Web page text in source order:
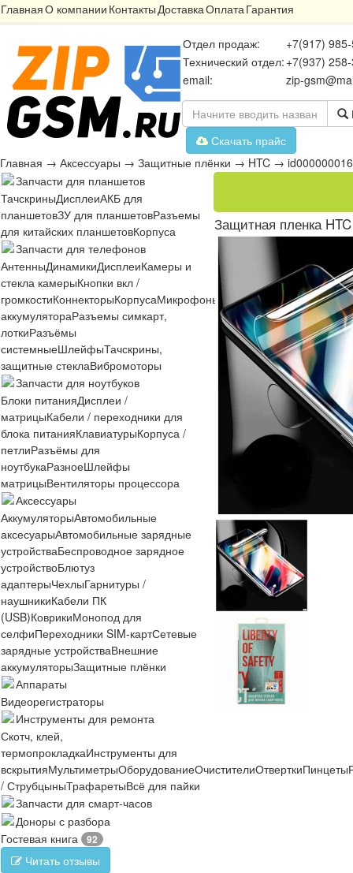
ГлавнаяО компании КонтактыДоставкаОплатаГарантия
Отдел продаж:
+7(917)
Технический отдел: +7(937)
email:
zip-
Скачать прайс
Главная → Аксессуары → Защитные плёнки → HTC →
Запчасти для планшетов
ТачскриныДисплеиАКБ для
планшетовЗУ для планшетовРазъемы
для китайских планшетовКорпуса
Запчасти для телефонов
АнтенныДинамикиДисплеиКамеры и
стекла камерыКнопки вкл /
громкостиКоннекторыКорпусаМикрофоны МикросхемыПлаты
аккумулятораРазъемы симкарт,
лоткиРазъёмы
системныеШлейфыТачскрины,
защитные стеклаВибромоторы
Запчасти для ноутбуков
Блоки питанияДисплеи /
матрицыКабели / переходники для
блока питанияКлавиатурыКорпуса /
петлиРазъёмы для
ноутбукаРазноеШлейфы
матрицыВентиляторы процессора
Аксессуары
АккумуляторыАвтомобильные
аксесуарыАвтомобильные зарядные
устройстваБеспроводное зарядное
устройствоБлютуз
адаптерыЧехлыГарнитуры /
наушникиКабели ПК
(USB)КоврикиМонопод для
селфиПереходники SIM-картСетевые
зарядные устройстваВнешние
аккумуляторыЗащитные плёнки
Аппараты
Видеорегистраторы
Инструменты для ремонта
Скотч, клей,
термопрокладкаИнструменты для
вскрытияМультиметрыОборудованиеОчистителиОтверткиПинцеты
/ СтрубцыныТрафаретыВсё для пайки
Запчасти для смарт-часов
Доноры с разбора
Гостевая книга
92
Читать отзывы
Защитная пленка